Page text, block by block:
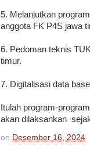
5. Melanjutkan
anggota FK P4S jawa
6. Pedoman teknis
timur.
7. Digitalisasi data
Itulah program-
akan dilaksankan
on Desember 16, 2024